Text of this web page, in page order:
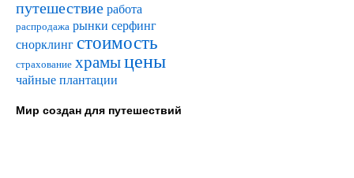
путешествиеработа
распродажа рынки серфинг
снорклингстоимость
страхование храмыцены
чайные плантации
Мир создан для путешествий